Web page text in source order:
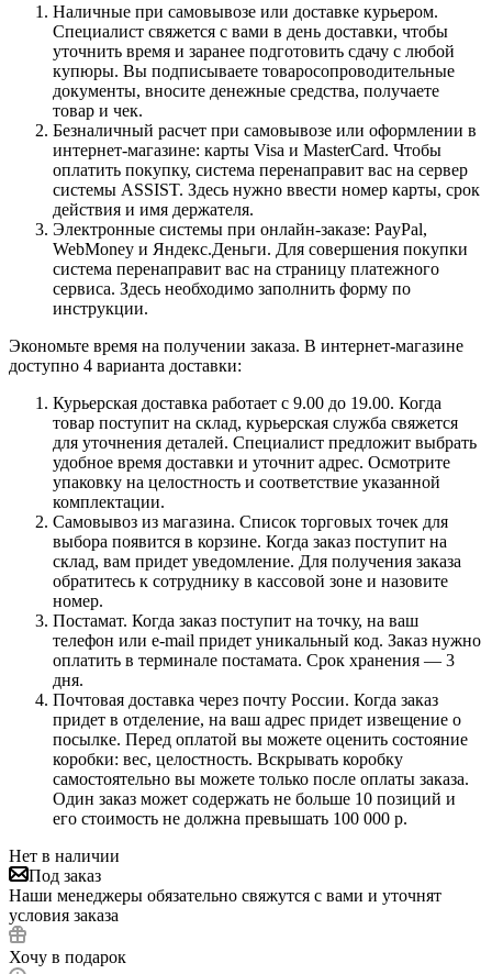
Наличные при самовывозе или доставке курьером.
Специалист свяжется с вами в день доставки, чтобы
уточнить время и заранее подготовить сдачу с любой
купюры. Вы подписываете товаросопроводительные
документы, вносите денежные средства, получаете
товар и чек.
Безналичный расчет при самовывозе или оформлении в
интернет-магазине: карты Visa и MasterCard. Чтобы
оплатить покупку, система перенаправит вас на сервер
системы ASSIST. Здесь нужно ввести номер карты, срок
действия и имя держателя.
Электронные системы при онлайн-заказе: PayPal,
WebMoney и Яндекс.Деньги. Для совершения покупки
система перенаправит вас на страницу платежного
сервиса. Здесь необходимо заполнить форму по
инструкции.
Экономьте время на получении заказа. В интернет-магазине
доступно 4 варианта доставки:
Курьерская доставка работает с 9.00 до 19.00. Когда
товар поступит на склад, курьерская служба свяжется
для уточнения деталей. Специалист предложит выбрать
удобное время доставки и уточнит адрес. Осмотрите
упаковку на целостность и соответствие указанной
комплектации.
Самовывоз из магазина. Список торговых точек для
выбора появится в корзине. Когда заказ поступит на
склад, вам придет уведомление. Для получения заказа
обратитесь к сотруднику в кассовой зоне и назовите
номер.
Постамат. Когда заказ поступит на точку, на ваш
телефон или e-mail придет уникальный код. Заказ нужно
оплатить в терминале постамата. Срок хранения — 3
дня.
Почтовая доставка через почту России. Когда заказ
придет в отделение, на ваш адрес придет извещение о
посылке. Перед оплатой вы можете оценить состояние
коробки: вес, целостность. Вскрывать коробку
самостоятельно вы можете только после оплаты заказа.
Один заказ может содержать не больше 10 позиций и
его стоимость не должна превышать 100 000 р.
Нет в наличии
Под заказ
Наши менеджеры обязательно свяжутся с вами и уточнят
условия заказа
Хочу в подарок